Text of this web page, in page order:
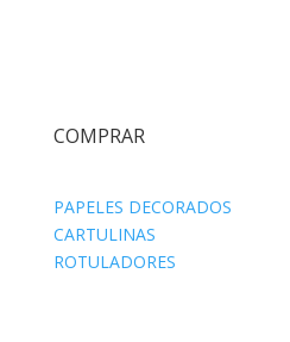
COMPRAR
PAPELES DECORADOS
CARTULINAS
ROTULADORES